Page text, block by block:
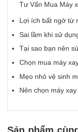
Tư Vấn Mua Máy
Lợi ích bất ngờ từ
Sai lầm khi sử
Tại sao bạn nên
Chọn mua máy
Mẹo nhỏ vệ sinh
Nên chọn máy